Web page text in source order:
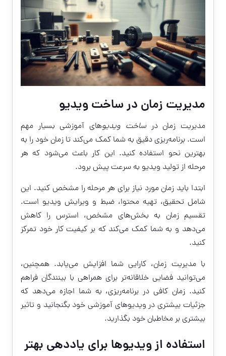
مدیریت زمان در ساخت ویدیو
مدیریت زمان درساخت ویدیوهای آموزشی بسیار مهم
است. برنامه‌ریزی دقیق به شما کمک می‌کند تا زمان خود را به
بهترین نحو استفاده کنید. این کار باعث می‌شود که هر
مرحله از تولید ویدیو به سرعت پیش برود.
ابتدا باید زمان مورد نیاز برای هر مرحله را مشخص کنید. این
شامل تحقیق، تهیه محتوا، ضبط و ویرایش ویدیو است.
تقسیم زمان به بخش‌های مشخص، استرس را کاهش
می‌دهد و به شما کمک می‌کند که بر کیفیت کار خود تمرکز
کنید.
با مدیریت زمان، کارایی شما افزایش می‌یابد. همچنین،
می‌توانید فضایی خلاقانه‌تر برای همراهی با بینندگان فراهم
کنید. زمان کافی در برنامه‌ریزی، به شما اجازه می‌دهد که
جزئیات بیشتری در ویدیوهای آموزشی خود بگنجانید و تاثیر
بیشتری بر مخاطبان خود بگذارید.
استفاده از ویدیوها برای یاددهی بهتر